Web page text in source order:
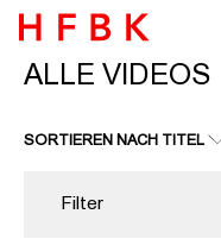
Zu den Filtern
Zur Metanavigation
Zur Hauptnavigation
Zur Suche
Zum Inhalt
Zum Seitenfuss
ALLE VIDEOS
ALLE VIDEOS
SORTIEREN NACH TITEL
Filter